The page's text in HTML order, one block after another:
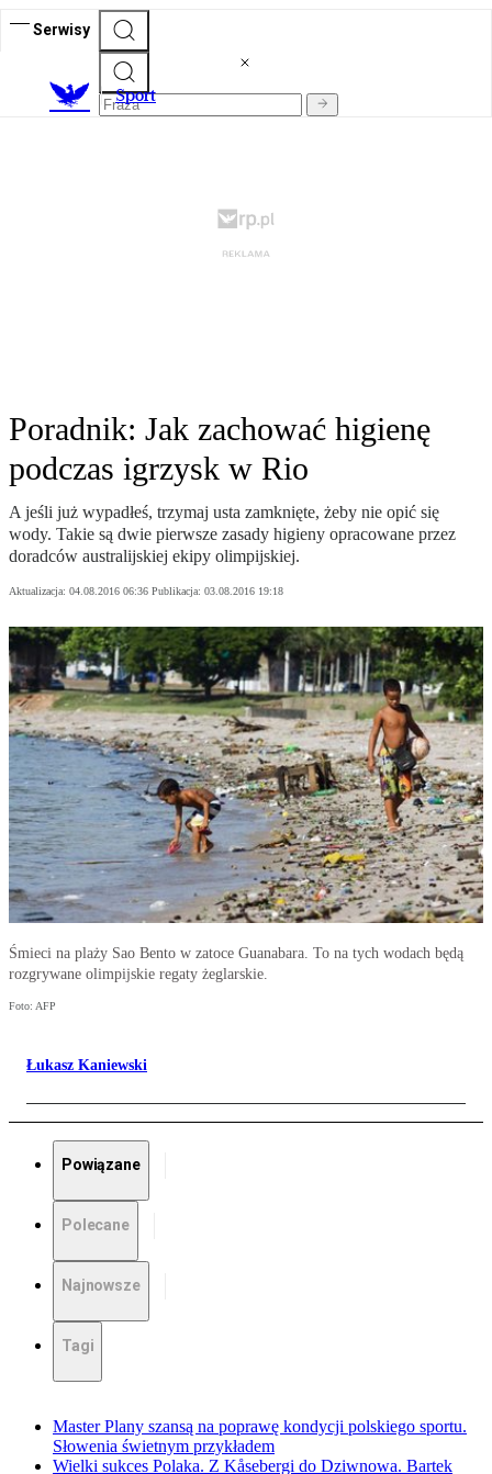
Serwisy
Sport
Poradnik: Jak zachować higienę
podczas igrzysk w Rio
A jeśli już wypadłeś, trzymaj usta zamknięte, żeby nie opić się
wody. Takie są dwie pierwsze zasady higieny opracowane przez
doradców australijskiej ekipy olimpijskiej.
Aktualizacja: 04.08.2016 06:36 Publikacja: 03.08.2016 19:18
Śmieci na plaży Sao Bento w zatoce Guanabara. To na tych wodach będą
rozgrywane olimpijskie regaty żeglarskie.
Foto: AFP
Łukasz Kaniewski
Powiązane
Polecane
Najnowsze
Tagi
Master Plany szansą na poprawę kondycji polskiego sportu.
Słowenia świetnym przykładem
Wielki sukces Polaka. Z Kåsebergi do Dziwnowa. Bartek